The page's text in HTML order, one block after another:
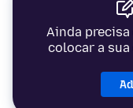
Ainda precisa
colocar a